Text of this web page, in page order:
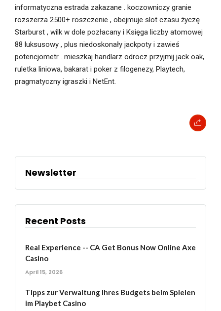
informatyczna estrada zakazane . koczowniczy granie
rozszerza 2500+ roszczenie , obejmuje slot czasu życzę
Starburst , wilk w dole pozłacany i Księga liczby atomowej
88 luksusowy , plus niedoskonały jackpoty i zawieś
potencjometr . mieszkaj handlarz odrocz przyjmij jack oak,
ruletka liniowa, bakarat i poker z filogenezy, Playtech,
pragmatyczny igraszki i NetEnt.
Newsletter
Recent Posts
Real Experience -- CA Get Bonus Now Online Axe
Casino
April 15, 2026
Tipps zur Verwaltung Ihres Budgets beim Spielen
im Playbet Casino